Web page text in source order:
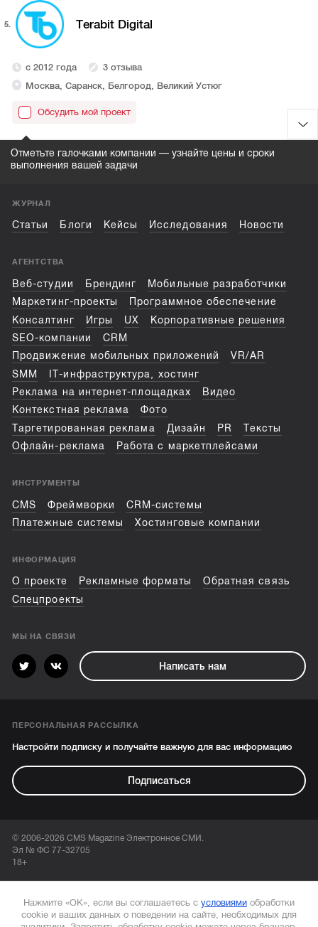
5. Terabit Digital
с 2012 года
3 отзыва
Москва, Саранск, Белгород, Великий Устюг
Обсудить мой проект
Отметьте галочками компании — узнайте цены и сроки
выполнения вашей задачи
ЖУРНАЛ
Статьи Блоги Кейсы Исследования Новости
АГЕНТСТВА
Веб-студии Брендинг
Мобильные разработчики
Маркетинг-проекты
Программное обеспечение
Консалтинг
Игры UX
Корпоративные решения
SEO-компании
CRM
Продвижение мобильных приложений
VR/AR
SMM
IT-инфраструктура, хостинг
Реклама на интернет-площадках
Видео
Контекстная реклама
Фото
Таргетированная реклама
Дизайн PR
Тексты
Офлайн-реклама
Работа с маркетплейсами
ИНСТРУМЕНТЫ
CMS Фреймворки
CRM-системы
Платежные системы
Хостинговые компании
ИНФОРМАЦИЯ
О проекте Рекламные форматы
Обратная связь
Спецпроекты
МЫ НА СВЯЗИ
Написать нам
ПЕРСОНАЛЬНАЯ РАССЫЛКА
Настройти подписку и получайте важную для вас информацию
Подписаться
© 2006-2026 CMS Magazine Электронное СМИ.
Эл № ФС 77-32705
18+
Нажмите «ОК», если вы соглашаетесь с условиями обработки
cookie и ваших данных о поведении на сайте, необходимых для